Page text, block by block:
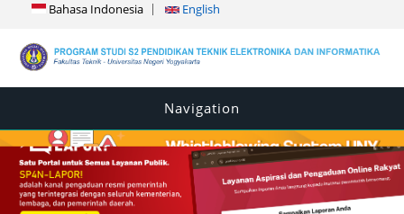
Bahasa Indonesia English
Navigation